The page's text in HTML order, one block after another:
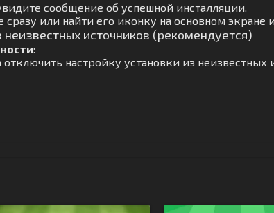
сообщение об успешной инсталляции.
или найти его иконку на основном экране
источников (рекомендуется)
:
настройку установки из неизвестных